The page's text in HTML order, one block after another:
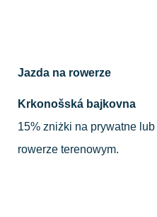
Jazda na rowerze
Krkonošská bajkovna
15% zniżki na prywatne
rowerze terenowym.